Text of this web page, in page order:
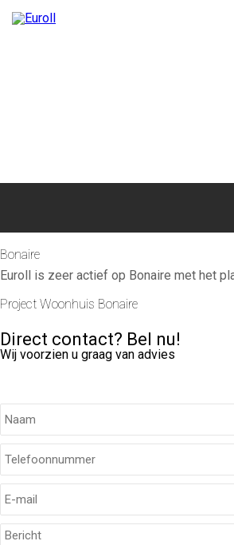
Bonaire
Euroll is zeer actief op Bonaire met het
Project Woonhuis Bonaire
Direct contact? Bel nu!
Wij voorzien u graag van advies